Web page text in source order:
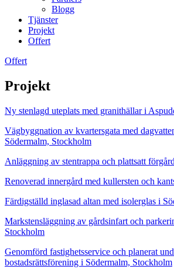
Blogg
Tjänster
Projekt
Offert
Offert
Projekt
Ny stenlagd uteplats med granithällar i
Vägbyggnation av kvartersgata med
Södermalm, Stockholm
Anläggning av stentrappa och plattsatt
Renoverad innergård med kullersten och
Färdigställd inglasad altan med isolerglas i
Markstensläggning av gårdsinfart och
Stockholm
Genomförd fastighetsservice och planerat
bostadsrättsförening i Södermalm, Stockholm